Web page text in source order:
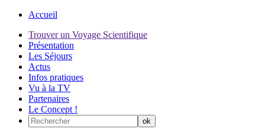
Accueil
Trouver un Voyage Scientifique
Présentation
Les Séjours
Actus
Infos pratiques
Vu à la TV
Partenaires
Le Concept !